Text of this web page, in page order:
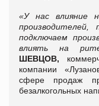
«У нас влияние
подключаем
влиять на
ШЕВЦОВ,
компании
сфере продаж
безалкогольных